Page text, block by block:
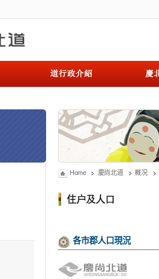
Home 慶尚北道 概况
各市郡人口現況